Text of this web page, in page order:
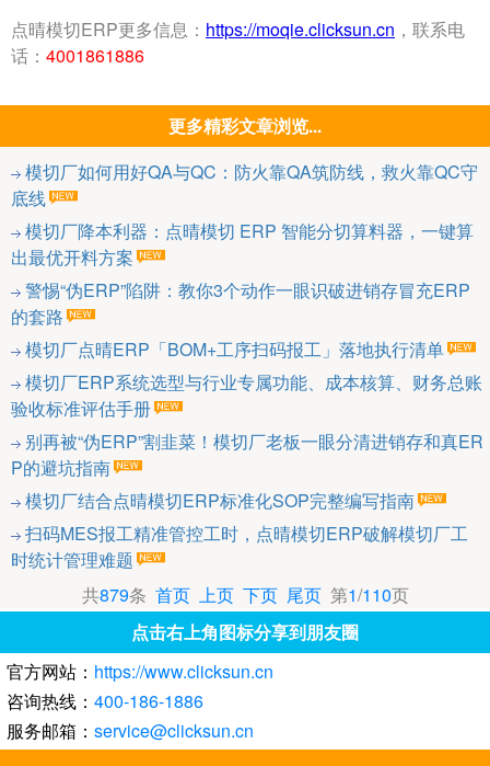
点晴模切ERP更多信息： https://moqie.clicksun.cn ，联系电
话： 4001861886
更多精彩文章浏览...
模切厂如何用好QA与QC：防火靠QA筑防线，救火靠QC守
底线
模切厂降本利器：点晴模切 ERP 智能分切算料器，一键算
出最优开料方案
警惕“伪ERP”陷阱：教你3个动作一眼识破进销存冒充ERP
的套路
模切厂点晴ERP「BOM+工序扫码报工」落地执行清单
模切厂ERP系统选型与行业专属功能、成本核算、财务总账
验收标准评估手册
别再被“伪ERP”割韭菜！模切厂老板一眼分清进销存和真ER
P的避坑指南
模切厂结合点晴模切ERP标准化SOP完整编写指南
扫码MES报工精准管控工时，点晴模切ERP破解模切厂工
时统计管理难题
共879条 首页 上页 下页 尾页第1/110页
点击右上角图标分享到朋友圈
官方网站： https://www.clicksun.cn
咨询热线： 400-186-1886
服务邮箱： service@clicksun.cn